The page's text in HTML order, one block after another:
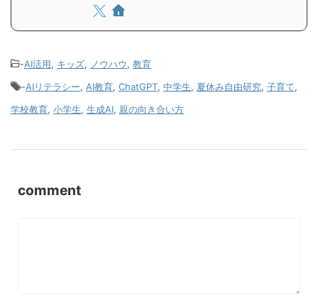
-AI活用, キッズ, ノウハウ, 教育
-AIリテラシー, AI教育, ChatGPT, 中学生, 夏休み自由研究, 子育て,
学校教育, 小学生, 生成AI, 親の向き合い方
comment